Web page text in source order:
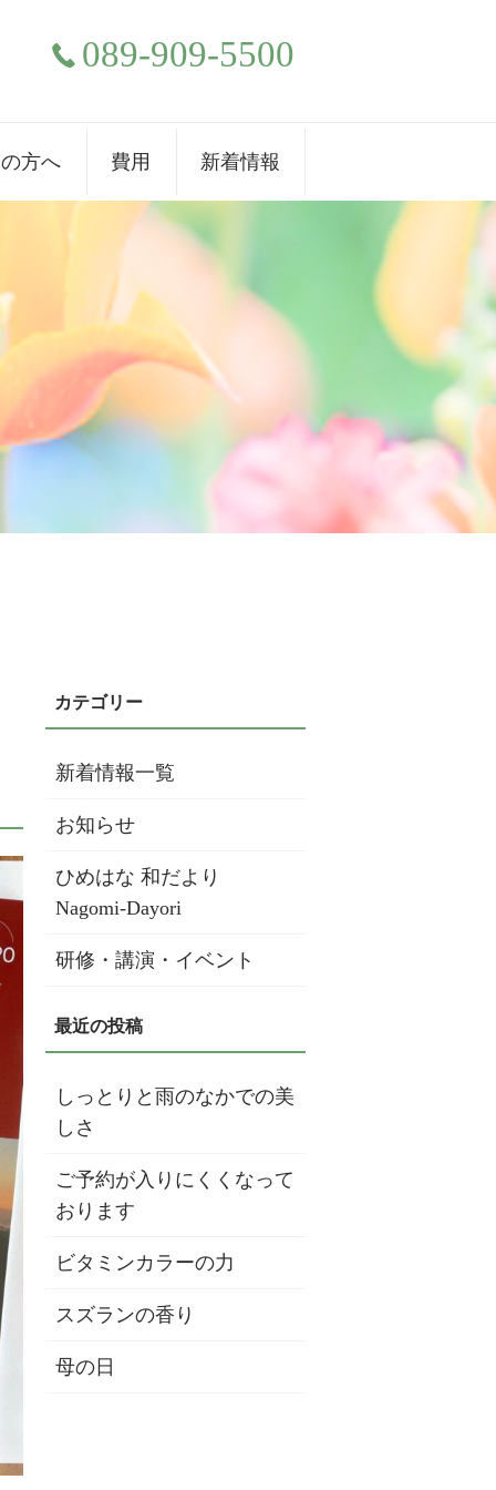
089-909-5500
方へ 費用 新着情報
新着情報一覧
お知らせ
ひめはな 和だより
Nagomi-Dayori
研修・講演・イベント
しっとりと雨のなかでの美
しさ
ご予約が入りにくくなって
おります
ビタミンカラーの力
スズランの香り
母の日